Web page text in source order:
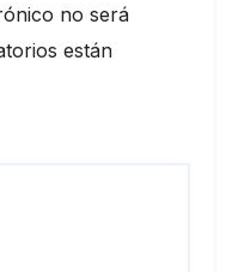
no será
están